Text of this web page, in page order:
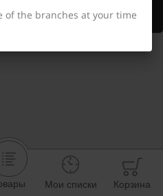
Мои списки Корзина
of the branches at your time